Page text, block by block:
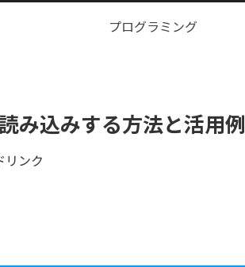
プログラミング
み込みする方法と活用例
リンク